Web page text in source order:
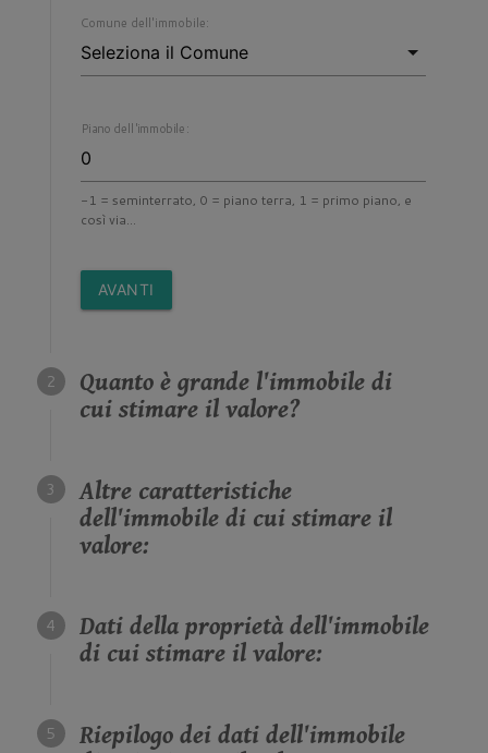
Comune dell'immobile:
Piano dell'immobile:
-1 = seminterrato, 0 = piano terra, 1 = primo piano, e
così via...
AVANTI
Quanto è grande l'immobile di
cui stimare il valore?
Altre caratteristiche
dell'immobile di cui stimare il
valore:
Dati della proprietà dell'immobile
di cui stimare il valore:
Riepilogo dei dati dell'immobile